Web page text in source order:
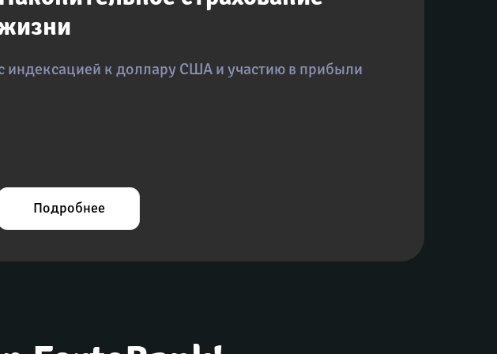
индексацией к доллару США и участию в прибыли
Подробнее